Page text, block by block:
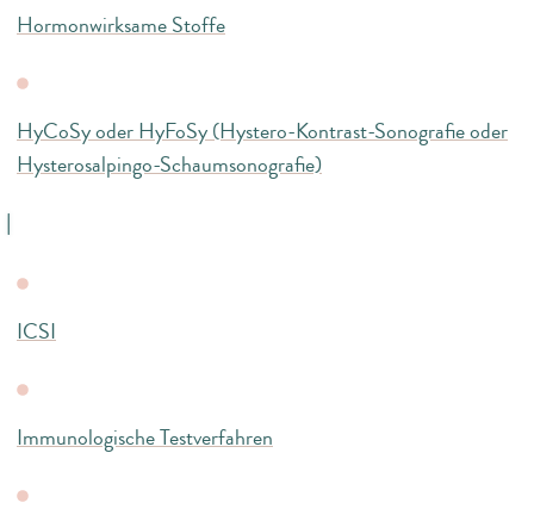
Hormonwirksame Stoffe
HyCoSy oder HyFoSy (Hystero-Kontrast-Sonografie oder
Hysterosalpingo-Schaumsonografie)
I
ICSI
Immunologische Testverfahren